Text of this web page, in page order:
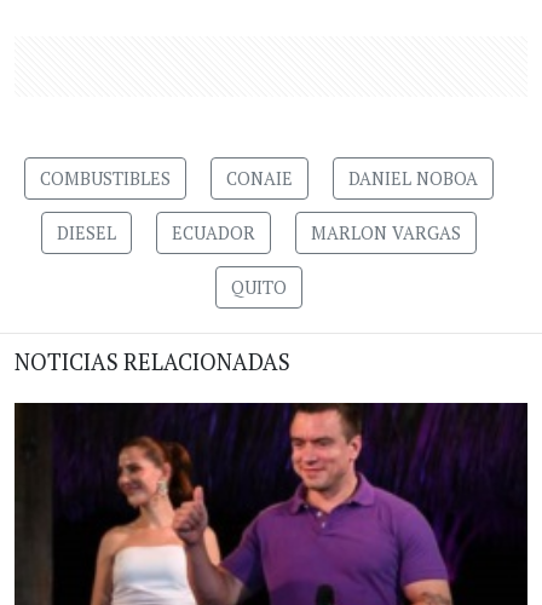
COMBUSTIBLES CONAIE DANIEL NOBOA
DIESEL ECUADOR MARLON VARGAS
QUITO
NOTICIAS RELACIONADAS